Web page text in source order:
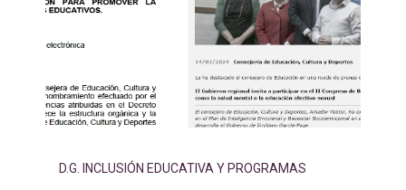
D.G. INCLUSIÓN EDUCATIVA Y PROGRAMAS